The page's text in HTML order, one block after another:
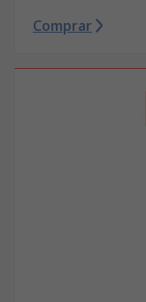
Comprar